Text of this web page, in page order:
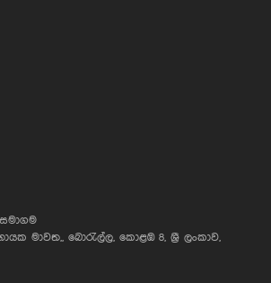
මාවත,, බොරැල්ල, කොළඹ 8, ශ්‍රී ලංකාව,
Hi, I'm Prime Bee, Your AI